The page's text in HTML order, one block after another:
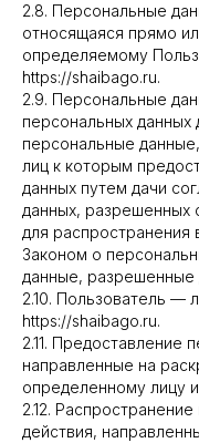
2.8. Персональные
относящаяся прямо
определяемому
https://shaibago.ru.
2.9. Персональные
персональных
персональные
лиц к которым
данных путем дачи
данных, разрешенных
для
Законом о
данные, разрешенные
2.10. Пользователь —
https://shaibago.ru.
2.11. Предоставление
направленные на
определенному лицу
2.12.
действия,